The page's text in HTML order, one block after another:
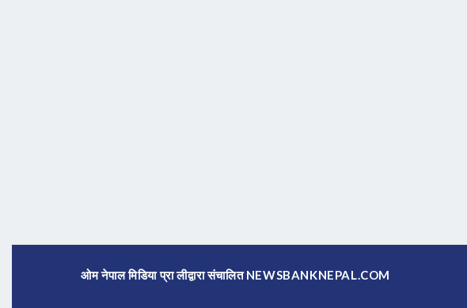
ओम नेपाल मिडिया प्रा लीद्वारा संचालित NEWSBANKNEPAL.COM